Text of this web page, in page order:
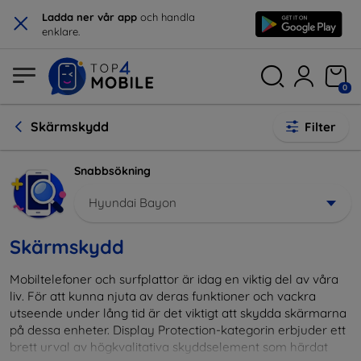
× Ladda ner vår app och handla
enklare.
0
Skärmskydd Filter
Snabbsökning
Hyundai Bayon
Skärmskydd
Mobiltelefoner och surfplattor är idag en viktig del av våra
liv. För att kunna njuta av deras funktioner och vackra
utseende under lång tid är det viktigt att skydda skärmarna
på dessa enheter. Display Protection-kategorin erbjuder ett
brett urval av högkvalitativa skyddselement som härdat